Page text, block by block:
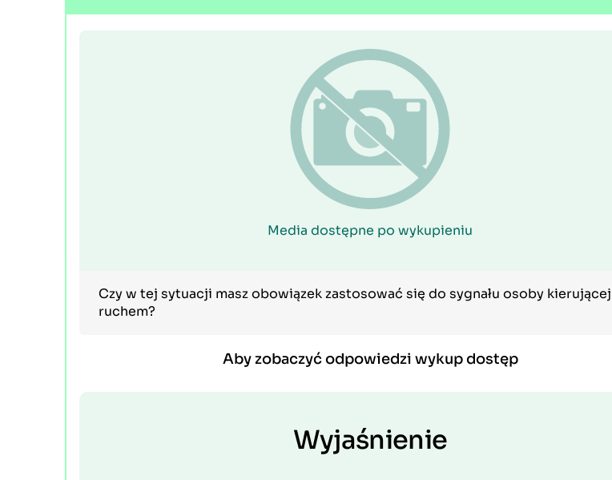
Media dostępne po wykupieniu
Czy w tej sytuacji masz obowiązek zastosować się do sygnału osoby kierującej
ruchem?
Aby zobaczyć odpowiedzi wykup dostęp
Wyjaśnienie